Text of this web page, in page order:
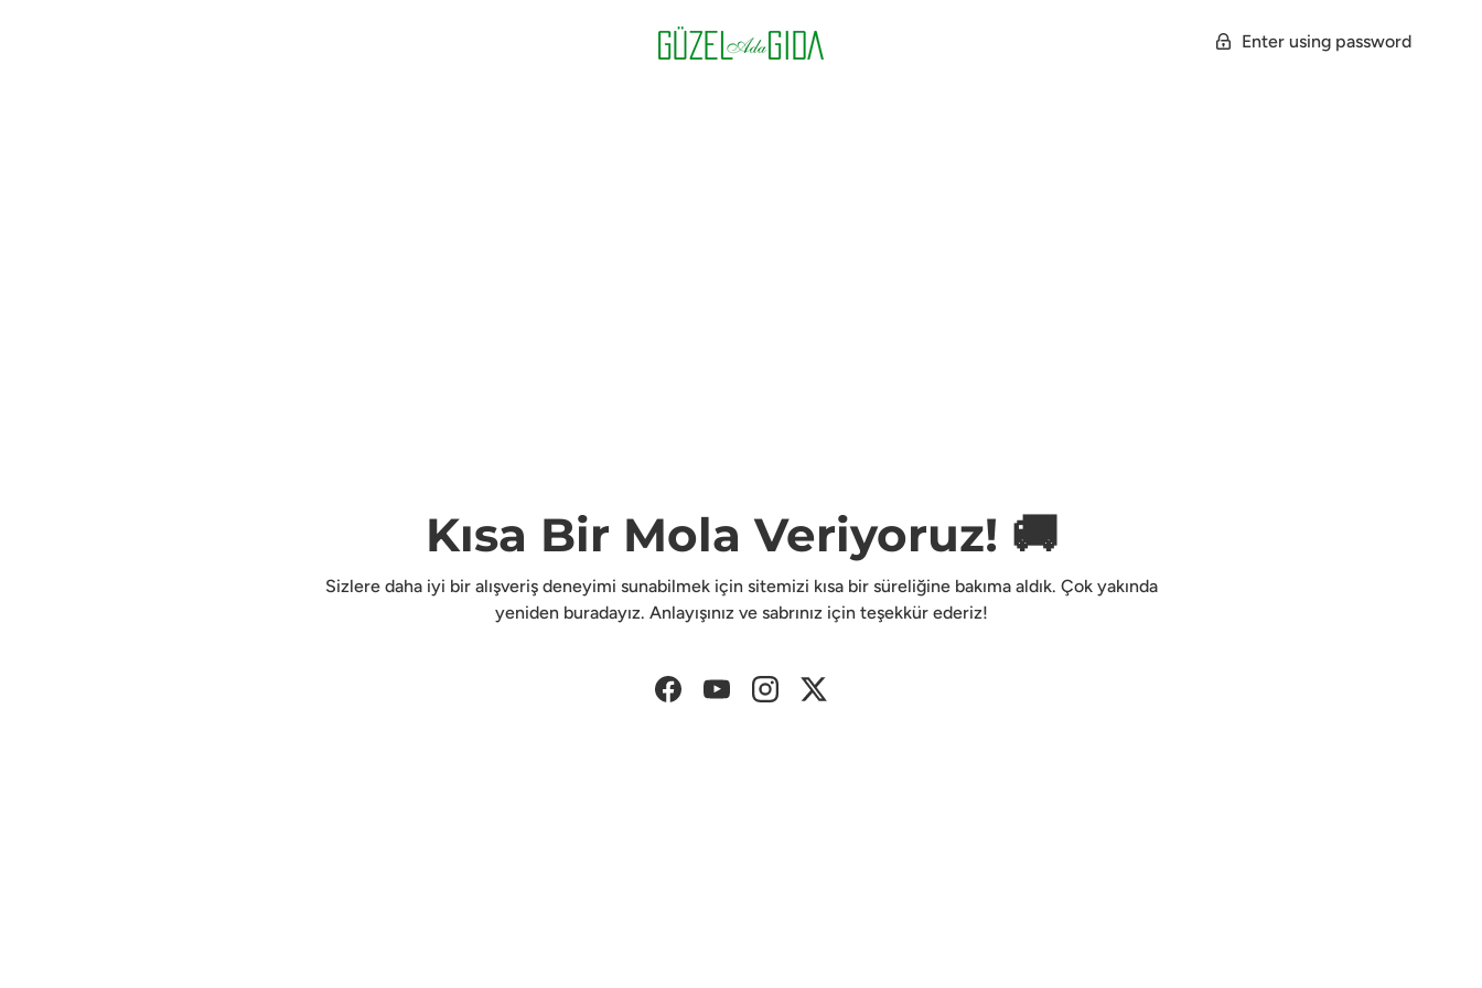
Enter using password
Kısa Bir Mola Veriyoruz! 🚚
Sizlere daha iyi bir alışveriş deneyimi sunabilmek için sitemizi kısa bir süreliğine bakıma aldık. Çok yakında
yeniden buradayız. Anlayışınız ve sabrınız için teşekkür ederiz!
FacebookYouTubeInstagramTwitter